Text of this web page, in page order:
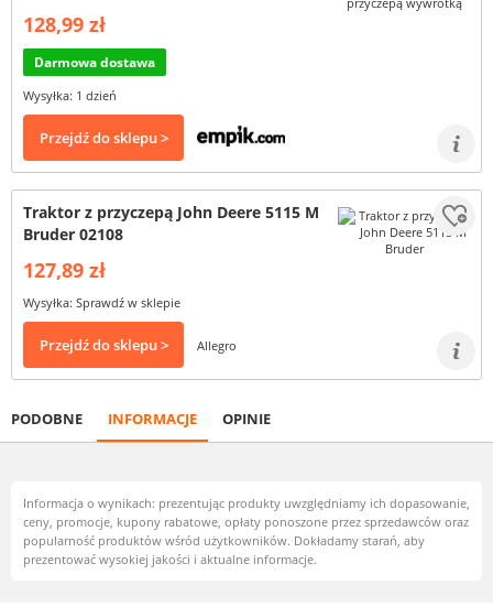
128,99 zł
Darmowa dostawa
Wysyłka: 1 dzień
Przejdź do sklepu >
Traktor z przyczepą John Deere 5115 M
Bruder 02108
127,89 zł
Wysyłka: Sprawdź w sklepie
Przejdź do sklepu > Allegro
PODOBNE INFORMACJE OPINIE
Informacja o wynikach: prezentując produkty uwzględniamy ich dopasowanie,
ceny, promocje, kupony rabatowe, opłaty ponoszone przez sprzedawców oraz
popularność produktów wśród użytkowników. Dokładamy starań, aby
prezentować wysokiej jakości i aktualne informacje.